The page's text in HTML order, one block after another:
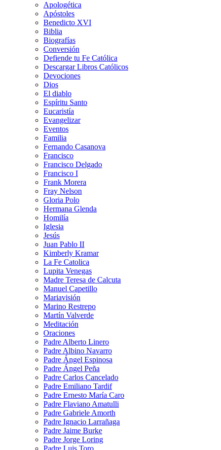
Apologética
Apóstoles
Benedicto XVI
Biblia
Biografías
Conversión
Defiende tu Fe Católica
Descargar Libros Católicos
Devociones
Dios
El diablo
Espíritu Santo
Eucaristía
Evangelizar
Eventos
Familia
Fernando Casanova
Francisco
Francisco Delgado
Francisco I
Frank Morera
Fray Nelson
Gloria Polo
Hermana Glenda
Homilía
Iglesia
Jesús
Juan Pablo II
Kimberly Kramar
La Fe Catolica
Lupita Venegas
Madre Teresa de Calcuta
Manuel Capetillo
Mariavisión
Marino Restrepo
Martín Valverde
Meditación
Oraciones
Padre Alberto Linero
Padre Albino Navarro
Padre Ángel Espinosa
Padre Ángel Peña
Padre Carlos Cancelado
Padre Emiliano Tardif
Padre Ernesto María Caro
Padre Flaviano Amatulli
Padre Gabriele Amorth
Padre Ignacio Larrañaga
Padre Jaime Burke
Padre Jorge Loring